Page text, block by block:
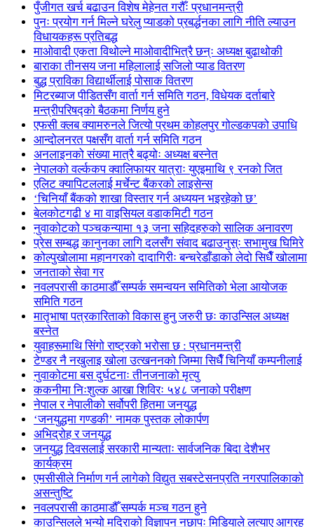
पुँजीगत खर्च बढाउन विशेष मेहेनत गरौँः प्रधानमन्त्री
पुनः प्रयोग गर्न मिल्ने घरेलु प्याडको प्रबर्द्धनका लागि नीति ल्याउन
विधायकहरू प्रतिबद्ध
माओवादी एकता विथोल्ने माओवादीभित्रै छन्ः अध्यक्ष बुढाथोकी
बाराका तीनसय जना महिलालाई सजिलो प्याड वितरण
बुद्ध प्राविका विद्यार्थीलाई पोसाक वितरण
मिटरब्याज पीडितसँग वार्ता गर्न समिति गठन, विधेयक दर्ताबारे
मन्त्रीपरिषद्को बैठकमा निर्णय हुने
एफसी क्लब क्यामरुनले जित्यो प्रथम कोहलपुर गोल्डकपको उपाधि
आन्दोलनरत पक्षसँग वार्ता गर्न समिति गठन
अनलाइनको संख्या मात्रै बढ्योः अध्यक्ष बस्नेत
नेपालको वर्ल्ककप क्वालिफायर यात्राः युएइमाथि ९ रनको जित
एलिट क्यापिटललाई मर्चेन्ट बैंकरको लाइसेन्स
‘चिनियाँ बैंकको शाखा विस्तार गर्न अध्ययन भइरहेको छ’
बेलकोटगढी ४ मा वाइसियल वडाकमिटी गठन
नुवाकोटको पञ्चकन्यामा १३ जना सहिदहरुको सालिक अनावरण
प्रेस सम्बद्ध कानुनका लागि दलसँग संवाद बढाउनुस्ः सभामुख घिमिरे
कोल्पुखोलामा महानगरको दादागिरीः बन्चरेडाँडाको लेदो सिधैँ खोलामा
जनताको सेवा गर
नवलपरासी काठमाडौँ सम्पर्क समन्वयन समितिको भेला आयोजक
समिति गठन
मातृभाषा पत्रकारिताको विकास हुनु जरुरी छः काउन्सिल अध्यक्ष
बस्नेत
युवाहरूमाथि सिंगो राष्ट्रको भरोसा छ : प्रधानमन्त्री
टेण्डर नै नखुलाइ खोला उत्खननको जिम्मा सिधैँ चिनियाँ कम्पनीलाई
नुवाकोटमा बस दुर्घटनाः तीनजनाको मृत्यु
ककनीमा निःशुल्क आखा शिविरः ५४८ जनाको परीक्षण
नेपाल र नेपालीको सर्वोपरी हितमा जनयुद्ध
‘जनयुद्धमा गण्डकी’ नामक पुस्तक लोकार्पण
अभिद्रोह र जनयुद्ध
जनयुद्ध दिवसलाई सरकारी मान्यताः सार्वजनिक बिदा देशैभर
कार्यक्रम
एमसीसीले निर्माण गर्न लागेको विद्युत सबस्टेसनप्रति नगरपालिकाको
असन्तुष्टि
नवलपरासी काठमाडौँ सम्पर्क मञ्च गठन हुने
काउन्सिलले भन्यो मदिराको विज्ञापन नछापः मिडियाले लत्याए आग्रह